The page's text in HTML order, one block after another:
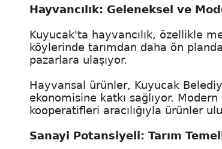
Hayvancılık: Geleneksel ve
Kuyucak'ta hayvancılık, özellikle
köylerinde tarımdan daha ön
pazarlara ulaşıyor.
Hayvansal ürünler, Kuyucak
ekonomisine katkı sağlıyor.
kooperatifleri aracılığıyla ürünler
Sanayi Potansiyeli: Tarım